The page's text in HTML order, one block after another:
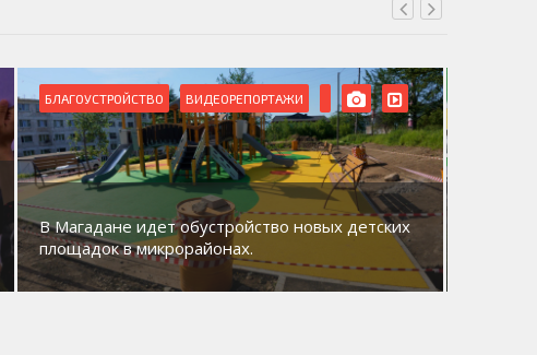
БЛАГОУСТРОЙСТВО ВИДЕОРЕПОРТАЖИ
В Магадане идет обустройство новых детских
площадок в микрорайонах.